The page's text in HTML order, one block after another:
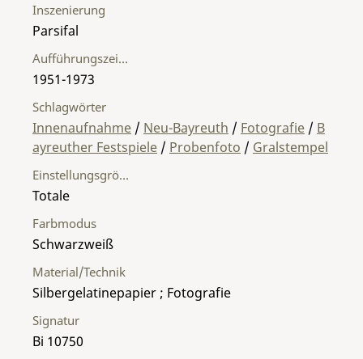
Material/Technik
Silbergelatinepapier ; Fotografie
Einstellungsgröße
Totale
Farbmodus
Schwarzweiß
Inszenierung
Parsifal
Aufführungszeitraum
1951-1973
Signatur
Bi 10750
Schlagwörter
Innenaufnahme / Neu-Bayreuth / Fotografie / B
ayreuther Festspiele / Probenfoto / Gralstempel